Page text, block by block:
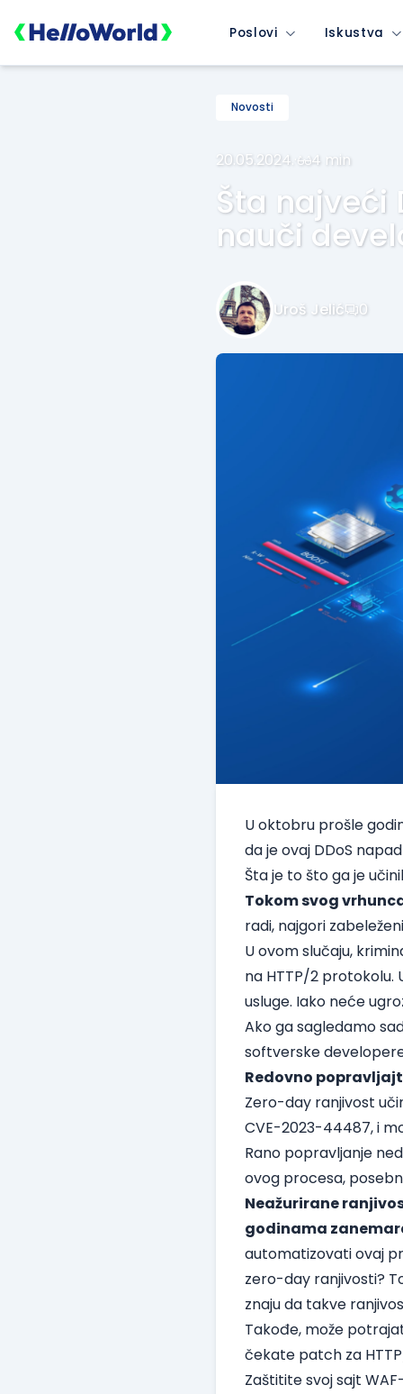
Poslovi Iskustva
Novosti
20.05.2024. 4 min
Šta najveći
nauči
Uroš Jelić 0
U oktobru prošle
da je ovaj DDoS
Šta je to što ga je
Tokom svog
radi, najgori
U ovom slučaju,
na HTTP/2 protokolu.
usluge. Iako neće
Ako ga sagledamo
softverske
Redovno
Zero-day ranjivost
CVE-2023-44487, i
Rano popravljanje
ovog procesa,
Neažurirane
godinama
automatizovati ovaj
zero-day ranjivosti?
znaju da takve
Takođe, može
čekate patch za
Zaštitite svoj sajt